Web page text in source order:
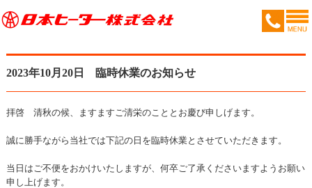
2023年10月20日 臨時休業のお知らせ
拝啓 清秋の候、ますますご清栄のこととお慶び申しげます。
誠に勝手ながら当社では下記の日を臨時休業とさせていただきます。
当日はご不便をおかけいたしますが、何卒ご了承くださいますようお願い
申し上げます。